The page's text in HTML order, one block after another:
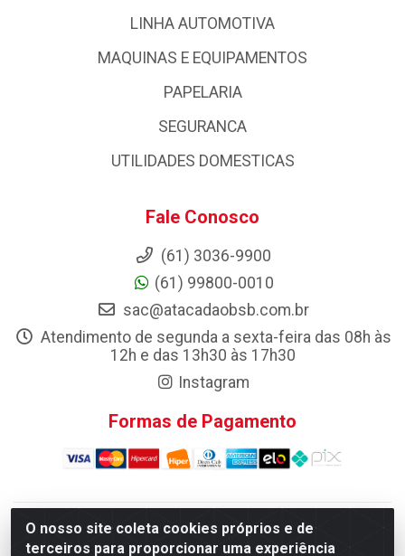
O nosso site coleta cookies próprios e de
terceiros para proporcionar uma experiência
LINHA AUTOMOTIVA
MAQUINAS E EQUIPAMENTOS
PAPELARIA
SEGURANCA
UTILIDADES DOMESTICAS
Fale Conosco
(61) 3036-9900
(61) 99800-0010
sac@atacadaobsb.com.br
Atendimento de segunda a sexta-feira das 08h às
12h e das 13h30 às 17h30
Instagram
Formas de Pagamento
Atacadao da Limpeza F. Pereira Queiroz Comercio e
Distribuicao LTDA - Quadra Qi 10 Lotes 39 e, 41 - Setor